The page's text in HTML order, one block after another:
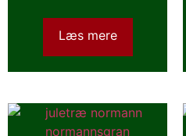
Læs mere